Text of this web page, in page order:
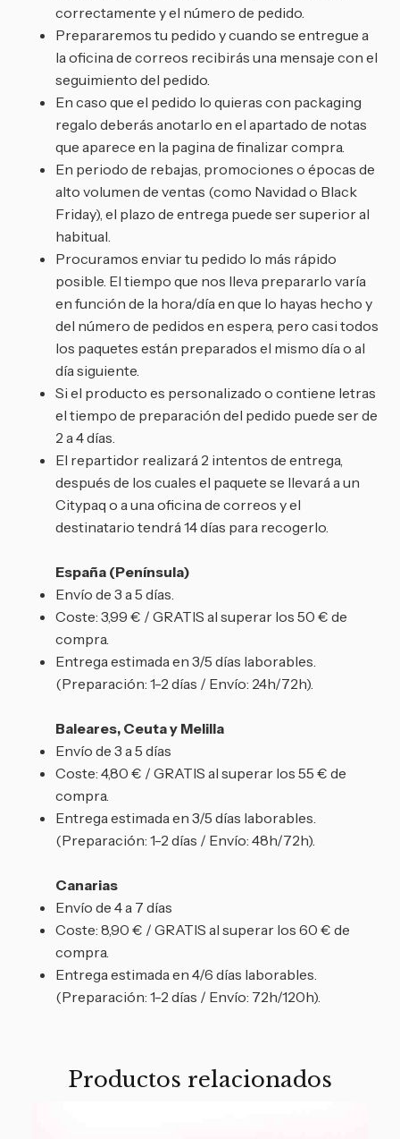
correctamente y el número de pedido.
Prepararemos tu pedido y cuando se entregue a
la oficina de correos recibirás una mensaje con el
seguimiento del pedido.
En caso que el pedido lo quieras con packaging
regalo deberás anotarlo en el apartado de notas
que aparece en la pagina de finalizar compra.
En periodo de rebajas, promociones o épocas de
alto volumen de ventas (como Navidad o Black
Friday), el plazo de entrega puede ser superior al
habitual.
Procuramos enviar tu pedido lo más rápido
posible. El tiempo que nos lleva prepararlo varía
en función de la hora/día en que lo hayas hecho y
del número de pedidos en espera, pero casi todos
los paquetes están preparados el mismo día o al
día siguiente.
Si el producto es personalizado o contiene letras
el tiempo de preparación del pedido puede ser de
2 a 4 días.
El repartidor realizará 2 intentos de entrega,
después de los cuales el paquete se llevará a un
Citypaq o a una oficina de correos y el
destinatario tendrá 14 días para recogerlo.
España (Península)
Envío de 3 a 5 días.
Coste: 3,99 € / GRATIS al superar los 50 € de
compra.
Entrega estimada en 3/5 días laborables.
(Preparación: 1-2 días / Envío: 24h/72h).
Baleares, Ceuta y Melilla
Envío de 3 a 5 días
Coste: 4,80 € / GRATIS al superar los 55 € de
compra.
Entrega estimada en 3/5 días laborables.
(Preparación: 1-2 días / Envío: 48h/72h).
Canarias
Envío de 4 a 7 días
Coste: 8,90 € / GRATIS al superar los 60 € de
compra.
Entrega estimada en 4/6 días laborables.
(Preparación: 1-2 días / Envío: 72h/120h).
Productos relacionados